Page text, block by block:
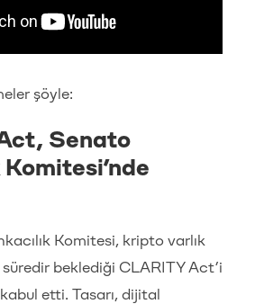
şöyle:
Senato
Komitesi’nde
Komitesi, kripto varlık
beklediği CLARITY Act’i
etti. Tasarı, dijital